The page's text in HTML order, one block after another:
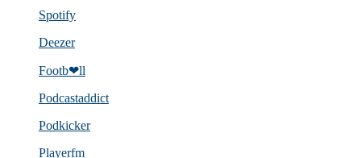
Spotify
Deezer
Footb❤ll
Podcast­addict
Podkicker
Playerfm